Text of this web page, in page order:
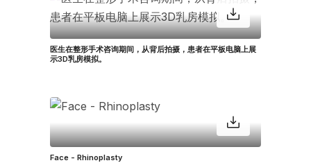
医生在整形手术咨询期间，从背后拍摄，患者在平板电脑上展
示3D乳房模拟。
Face - Rhinoplasty